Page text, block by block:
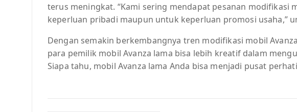
terus meningkat. “Kami sering mendapat pesanan modifikasi
keperluan pribadi maupun untuk keperluan promosi usaha,”
Dengan semakin berkembangnya tren modifikasi mobil
para pemilik mobil Avanza lama bisa lebih kreatif dalam
Siapa tahu, mobil Avanza lama Anda bisa menjadi pusat